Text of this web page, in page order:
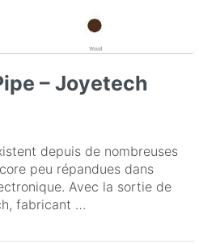
– Joyetech
depuis de nombreuses
peu répandues dans
Avec la sortie de
fabricant …